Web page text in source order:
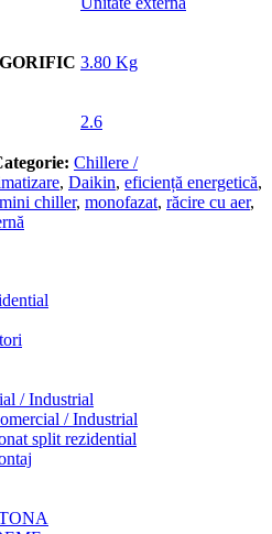
3.80 Kg
2.6
Chillere /
, Daikin, eficiență energetică,
mini chiller, monofazat, răcire cu aer,
/ Industrial
/ Industrial
split rezidential